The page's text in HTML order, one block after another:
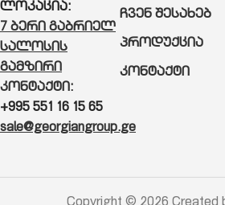
ლოკაცია:
7 ბერი გაბრიელ
სალოსის
გამზირი
კონტაქტი:
+995 551 16 15 65
sale@georgiangroup.ge
ჩვენ შესახებ
პროდუქცია
კონტაქტი